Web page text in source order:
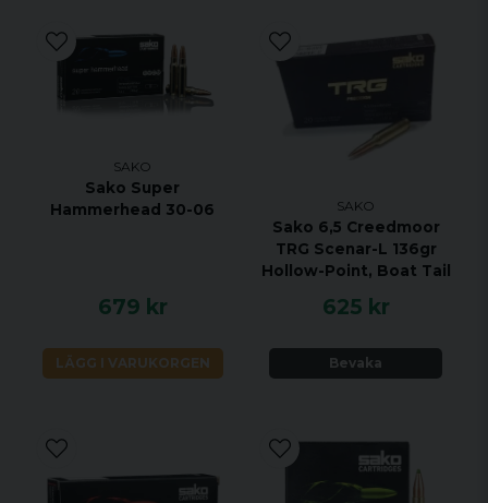
SAKO
Sako Super
Hammerhead 30-06
679 kr
LÄGG I VARUKORGEN
SAKO
Sako 6,5 Creedmoor
TRG Scenar-L 136gr
Hollow-Point, Boat Tail
625 kr
Bevaka